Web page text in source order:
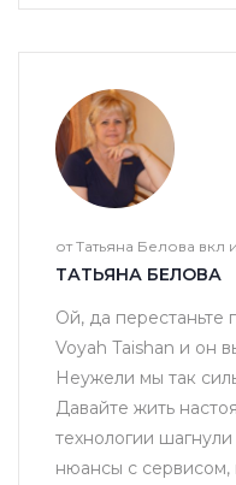
от Татьяна Белова вкл
ТАТЬЯНА БЕЛОВА
Ой, да перестаньте
Voyah Taishan и он
Неужели мы так
Давайте жить
технологии
нюансы с